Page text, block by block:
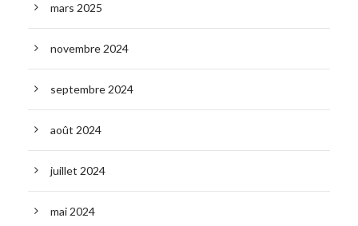
mars 2025
novembre 2024
septembre 2024
août 2024
juillet 2024
mai 2024